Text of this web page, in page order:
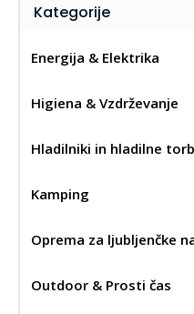
Kategorije
Energija & Elektrika
Higiena & Vzdrževanje
Hladilniki in hladilne
Kamping
Oprema za ljubljenčke
Outdoor & Prosti čas